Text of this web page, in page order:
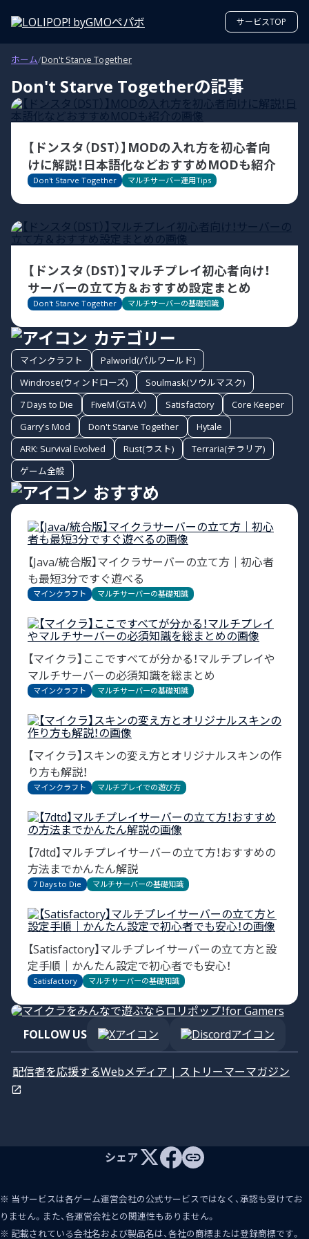
サービスTOP
ホーム/Don't Starve Together
Don't Starve Togetherの記事
【ドンスタ（DST）】MODの入れ方を初心者向
けに解説！日本語化などおすすめMODも紹介
Don't Starve Together マルチサーバー運用Tips
【ドンスタ（DST）】マルチプレイ初心者向け！
サーバーの立て方＆おすすめ設定まとめ
Don't Starve Together マルチサーバーの基礎知識
カテゴリー
マインクラフト
Palworld(パルワールド)
Windrose(ウィンドローズ)
Soulmask(ソウルマスク)
7 Days to Die
FiveM（GTA V） Satisfactory
Core Keeper
Garry's Mod
Don't Starve Together
Hytale
ARK: Survival Evolved
Rust(ラスト)
Terraria(テラリア)
ゲーム全般
おすすめ
【Java/統合版】マイクラサーバーの立て方｜初心者
も最短3分ですぐ遊べる
マインクラフト マルチサーバーの基礎知識
【マイクラ】ここですべてが分かる！マルチプレイや
マルチサーバーの必須知識を総まとめ
マインクラフト マルチサーバーの基礎知識
【マイクラ】スキンの変え方とオリジナルスキンの作
り方も解説！
マインクラフト マルチプレイでの遊び方
【7dtd】マルチプレイサーバーの立て方！おすすめの
方法までかんたん解説
7 Days to Die マルチサーバーの基礎知識
【Satisfactory】マルチプレイサーバーの立て方と設
定手順｜かんたん設定で初心者でも安心！
Satisfactory マルチサーバーの基礎知識
FOLLOW US
配信者を応援するWebメディア | ストリーマーマガジン
シェア
※ 当サービスは各ゲーム運営会社の公式サービスではなく、承認も受けてお
りません。また、各運営会社との関連性もありません。
※ 記載されている会社名および製品名は、各社の商標または登録商標です。